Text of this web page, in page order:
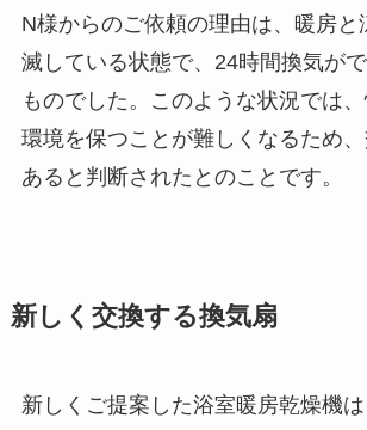
N様からのご依頼の理由は、暖房と
滅している状態で、24時間換気が
ものでした。このような状況では
環境を保つことが難しくなるため
あると判断されたとのことです。
新しく交換する換気扇
新しくご提案した浴室暖房乾燥機